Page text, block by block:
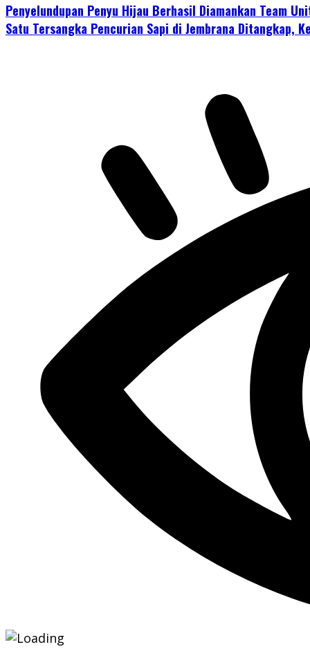
Penyelundupan Penyu Hijau Berhasil Diamankan Team
Satu Tersangka Pencurian Sapi di Jembrana Ditangkap,